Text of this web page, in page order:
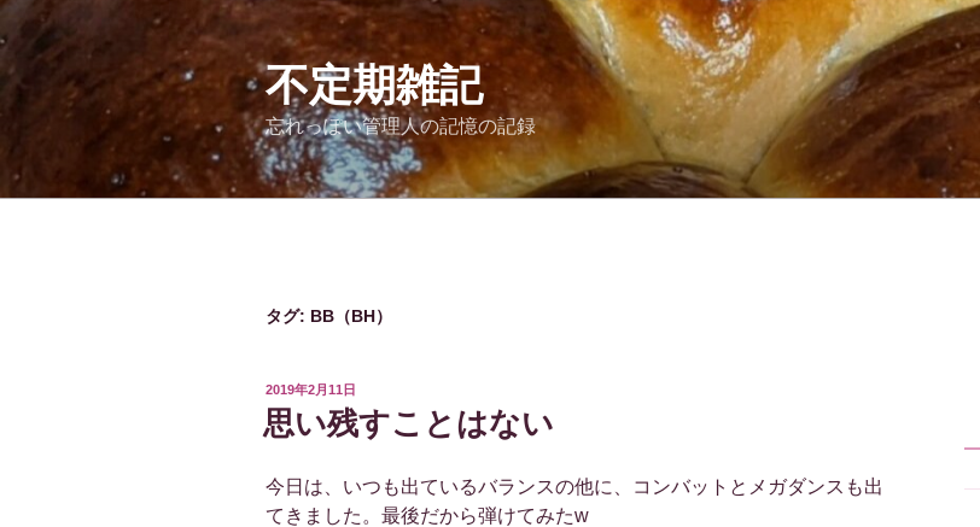
コ
ン
テ
ス
不定期雑記
忘れっぽい管理人の記憶の記録
タグ: BB（BH）
投
稿
日:
2019年2月11日
思い残すことはない
今日は、いつも出ているバランスの他に、コンバットとメガダンスも出
てきました。最後だから弾けてみたw